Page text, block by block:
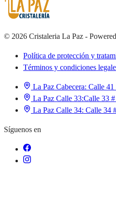
© 2026 Cristaleria La Paz -
Política de protección y
Términos y condiciones
La Paz Cabecera: Calle 41
La Paz Calle 33:Calle 33
La Paz Calle 34: Calle 34
Síguenos en